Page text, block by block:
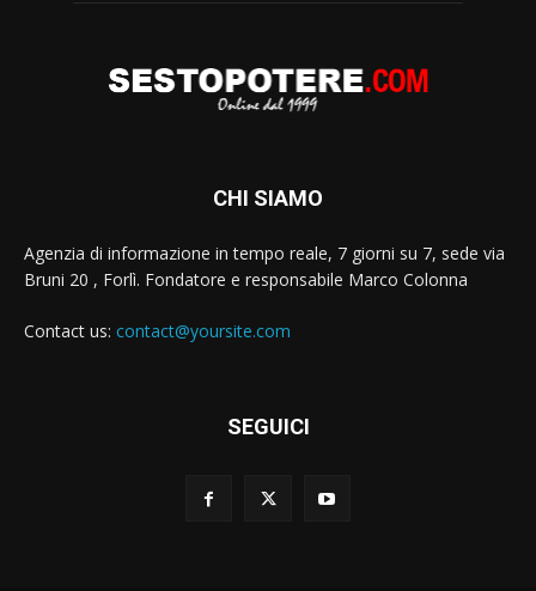
CHI SIAMO
Agenzia di informazione in tempo reale, 7 giorni su 7, sede via
Bruni 20 , Forlì. Fondatore e responsabile Marco Colonna
Contact us: contact@yoursite.com
SEGUICI